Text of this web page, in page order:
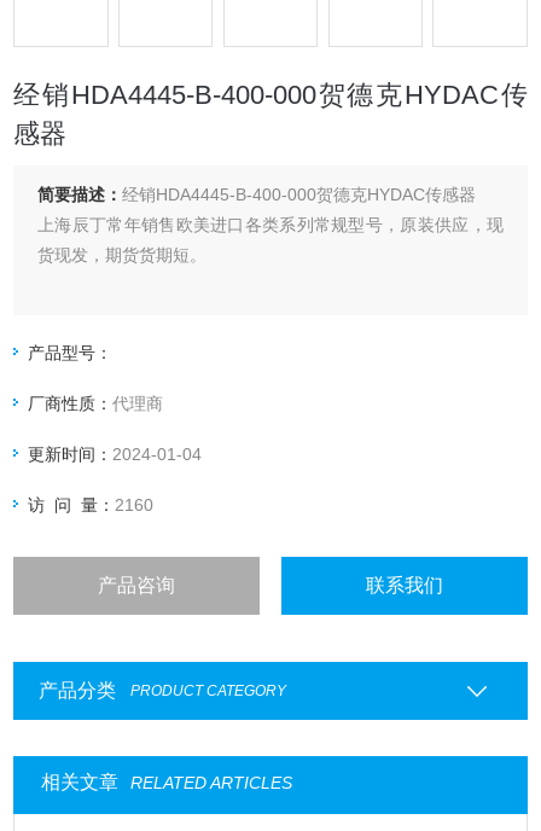
经销HDA4445-B-400-000贺德克HYDAC传
感器
简要描述：经销HDA4445-B-400-000贺德克HYDAC传感器
上海辰丁常年销售欧美进口各类系列常规型号，原装供应，现
货现发，期货货期短。
产品型号：
厂商性质：代理商
更新时间： 2024-01-04
访 问 量： 2160
产品咨询 联系我们
产品分类 PRODUCT CATEGORY
相关文章 RELATED ARTICLES